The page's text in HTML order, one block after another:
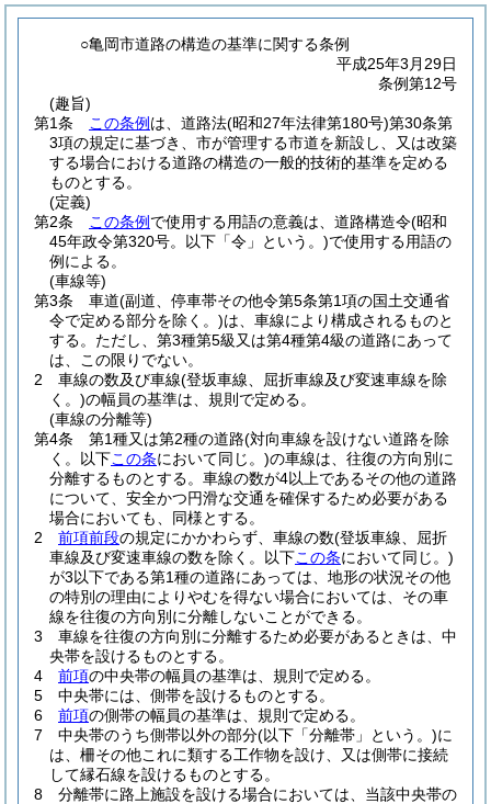
○亀岡市道路の構造の基準に関する条例
平成25年3月29日
条例第12号
(趣旨)
第1条
この条例 は、道路法(昭和27年法律第180号)第30条第
3項の規定に基づき、市が管理する市道を新設し、又は改築
する場合における道路の構造の一般的技術的基準を定める
ものとする。
(定義)
第2条
この条例 で使用する用語の意義は、道路構造令(昭和
45年政令第320号。以下「令」という。)で使用する用語の
例による。
(車線等)
第3条
車道(副道、停車帯その他令第5条第1項の国土交通省
令で定める部分を除く。)は、車線により構成されるものと
する。 ただし、第3種第5級又は第4種第4級の道路にあって
は、この限りでない。
2
車線の数及び車線(登坂車線、屈折車線及び変速車線を除
く。)の幅員の基準は、規則で定める。
(車線の分離等)
第4条
第1種又は第2種の道路(対向車線を設けない道路を除
く。以下この条において同じ。)の車線は、往復の方向別に
分離するものとする。 車線の数が4以上であるその他の道路
について、安全かつ円滑な交通を確保するため必要がある
場合においても、同様とする。
2
前項前段の規定にかかわらず、車線の数(登坂車線、屈折
車線及び変速車線の数を除く。以下この条において同じ。)
が3以下である第1種の道路にあっては、地形の状況その他
の特別の理由によりやむを得ない場合においては、その車
線を往復の方向別に分離しないことができる。
3
車線を往復の方向別に分離するため必要があるときは、中
央帯を設けるものとする。
4
前項の中央帯の幅員の基準は、規則で定める。
5
中央帯には、側帯を設けるものとする。
6
前項の側帯の幅員の基準は、規則で定める。
7
中央帯のうち側帯以外の部分(以下「分離帯」という。)に
は、柵その他これに類する工作物を設け、又は側帯に接続
して縁石線を設けるものとする。
8
分離帯に路上施設を設ける場合においては、当該中央帯の